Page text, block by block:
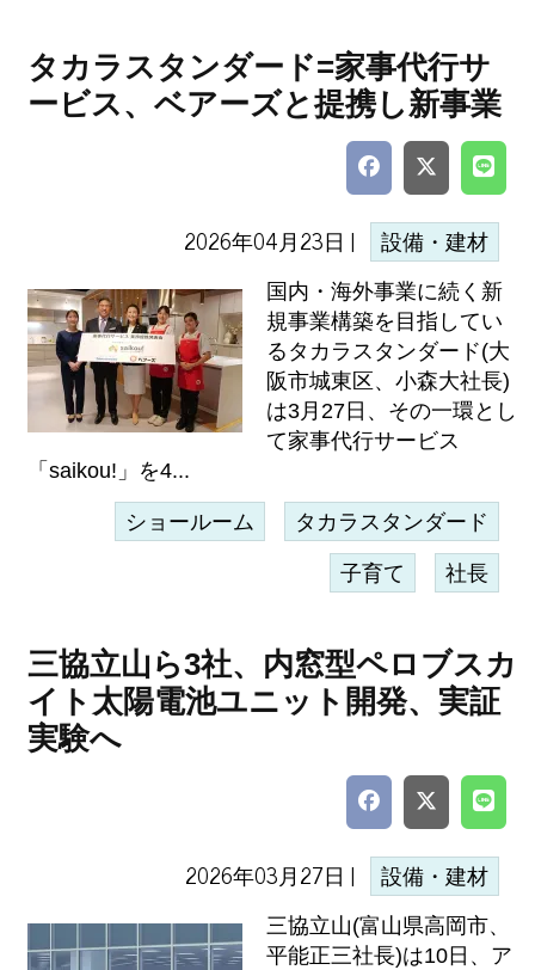
タカラスタンダード=家事代行サ
ービス、ベアーズと提携し新事業
2026年04月23日 | 設備・建材
国内・海外事業に続く新
規事業構築を目指してい
るタカラスタンダード(大
阪市城東区、小森大社長)
は3月27日、その一環とし
て家事代行サービス
「saikou!」を4...
ショールーム タカラスタンダード
子育て 社長
三協立山ら3社、内窓型ペロブスカ
イト太陽電池ユニット開発、実証
実験へ
2026年03月27日 | 設備・建材
三協立山(富山県高岡市、
平能正三社長)は10日、ア